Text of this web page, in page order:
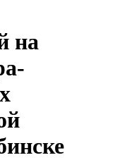
на